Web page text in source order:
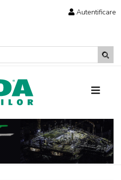
Autentificare